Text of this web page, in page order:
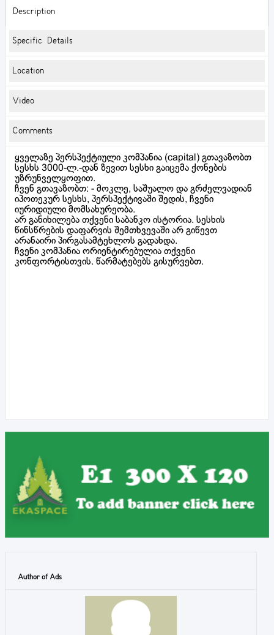
Description
Specific Details
Location
Video
Comments
ყველაზე პერსპექტიული კომპანია (capital) გთავაზობთ
სესხს 3000-ლ.-დან ზევით სესხი გაიცემა ქონების
უზრუნველყოფით.
ჩვენ გთავაზობთ: - მოკლე, საშუალო და გრძელვადიან
იპოთეკურ სესხს, პერსპექტივაში შედის, ჩვენი
იურიდიული მომსახურეობა.
არ განიხილება თქვენი საბანკო ისტორია. სესხის
წინსწრების დაფარვის შემთხვევაში არ გიწევთ
არანაირი პირგასამტეხლოს გადახდა.
ჩვენი კომპანია ორიენტირებულია თქვენი
კონფორტისთვის. წარმატებებს გისურვებთ.
Author of Ads